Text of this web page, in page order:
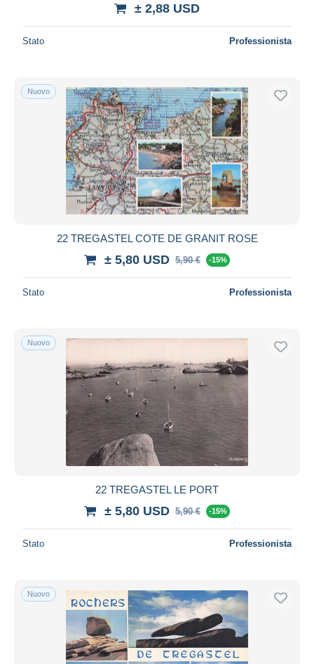
± 2,88 USD
Stato Professionista
Nuovo
22 TREGASTEL COTE DE GRANIT ROSE
± 5,80 USD 5,90 € -15%
Stato Professionista
Nuovo
22 TREGASTEL LE PORT
± 5,80 USD 5,90 € -15%
Stato Professionista
Nuovo